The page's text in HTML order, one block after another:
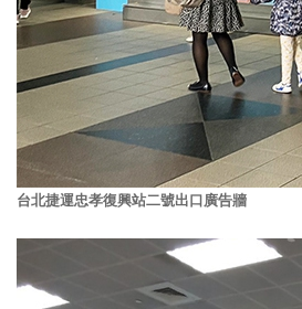
台北捷運忠孝復興站二號出口廣告牆